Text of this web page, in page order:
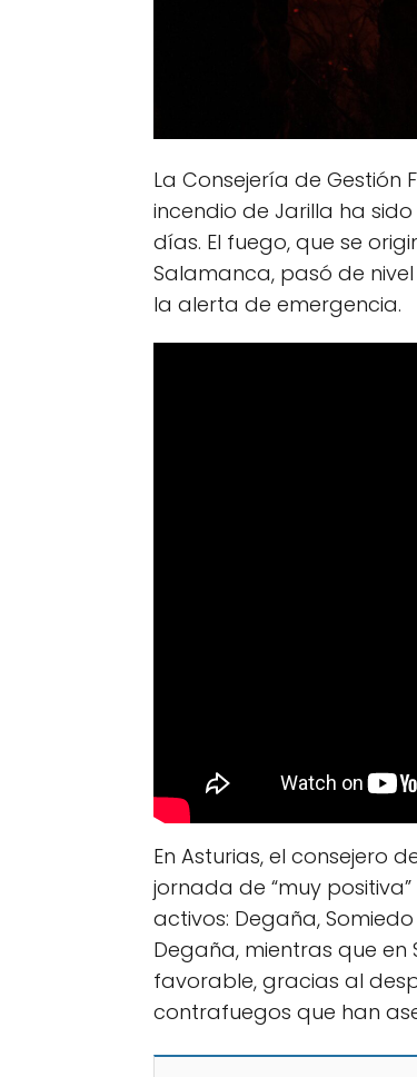
La Consejería de
incendio de Jarilla ha
días. El fuego, que se
Salamanca, pasó de nivel
la alerta de emergencia.
En Asturias, el consejero
jornada de “muy
activos: Degaña,
Degaña, mientras que en
favorable, gracias al
contrafuegos que han